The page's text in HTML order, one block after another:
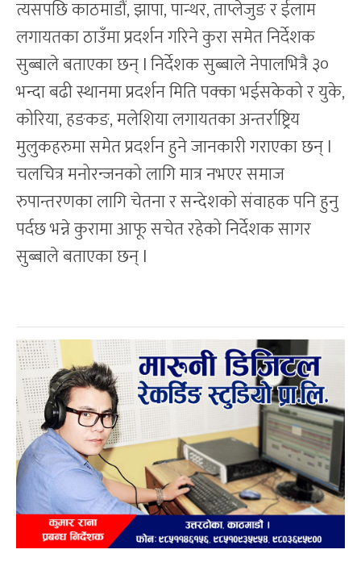
त्यसपछि काठमाडौं, झापा, पान्थर, ताप्लेजुङ र ईलाम
लगायतका ठाउँमा प्रदर्शन गरिने कुरा समेत निर्देशक
सुब्बाले बताएका छन् l निर्देशक सुब्बाले नेपालभित्रै ३०
भन्दा बढी स्थानमा प्रदर्शन मिति पक्का भईसकेको र युके,
कोरिया, हङकङ, मलेशिया लगायतका अन्तर्राष्ट्रिय
मुलुकहरुमा समेत प्रदर्शन हुने जानकारी गराएका छन् l
चलचित्र मनोरन्जनको लागि मात्र नभएर समाज
रुपान्तरणका लागि चेतना र सन्देशको संवाहक पनि हुनु
पर्दछ भन्ने कुरामा आफू सचेत रहेको निर्देशक सागर
सुब्बाले बताएका छन् l